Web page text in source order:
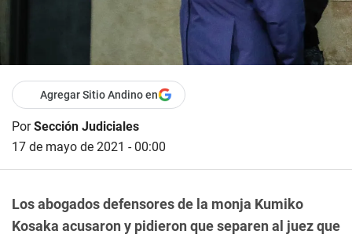
Agregar Sitio Andino en
PorSección Judiciales
17 de mayo de 2021 - 00:00
Los abogados defensores de la monja Kumiko
Kosaka acusaron y pidieron que separen al juez que